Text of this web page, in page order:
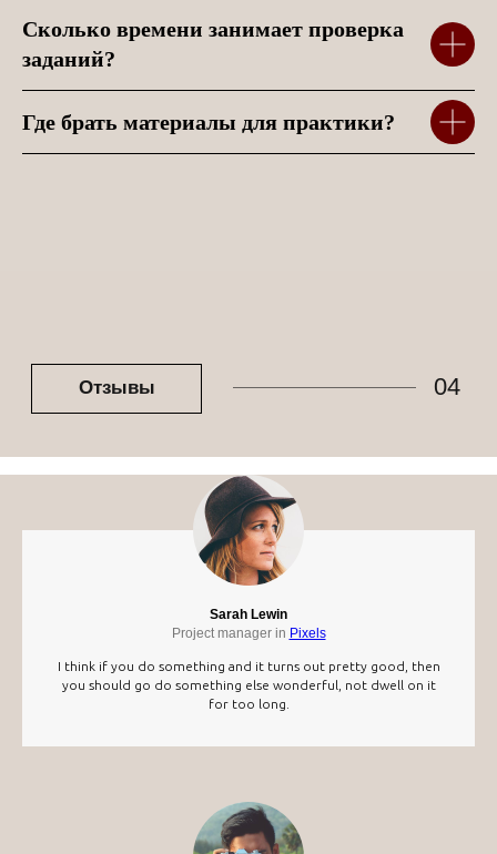
Сколько времени занимает проверка
заданий?
Где брать материалы для практики?
Sarah Lewin
Project manager in Pixels
I think if you do something and it turns out pretty good, then
you should go do something else wonderful, not dwell on it
for too long.